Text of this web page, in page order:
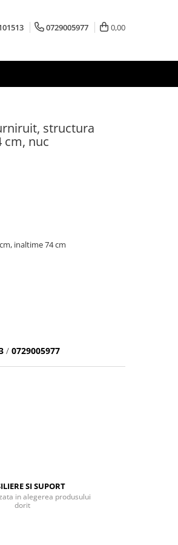
0729005977 0,00
structura
cm, nuc
inaltime 74 cm
/ 0729005977
SI SUPORT
in alegerea produsului
dorit